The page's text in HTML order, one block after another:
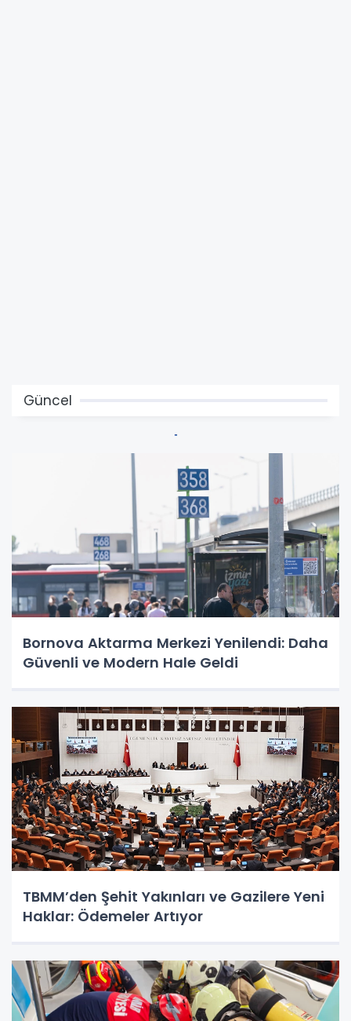
Güncel
Bornova Aktarma Merkezi Yenilendi: Daha
Güvenli ve Modern Hale Geldi
TBMM’den Şehit Yakınları ve Gazilere Yeni
Haklar: Ödemeler Artıyor